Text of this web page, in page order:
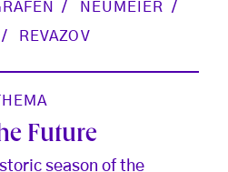
NEUMEIER
REVAZOV
THEMA
Future
season of the